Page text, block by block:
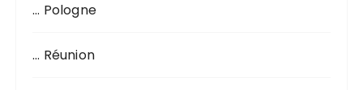
… Pologne
… Réunion